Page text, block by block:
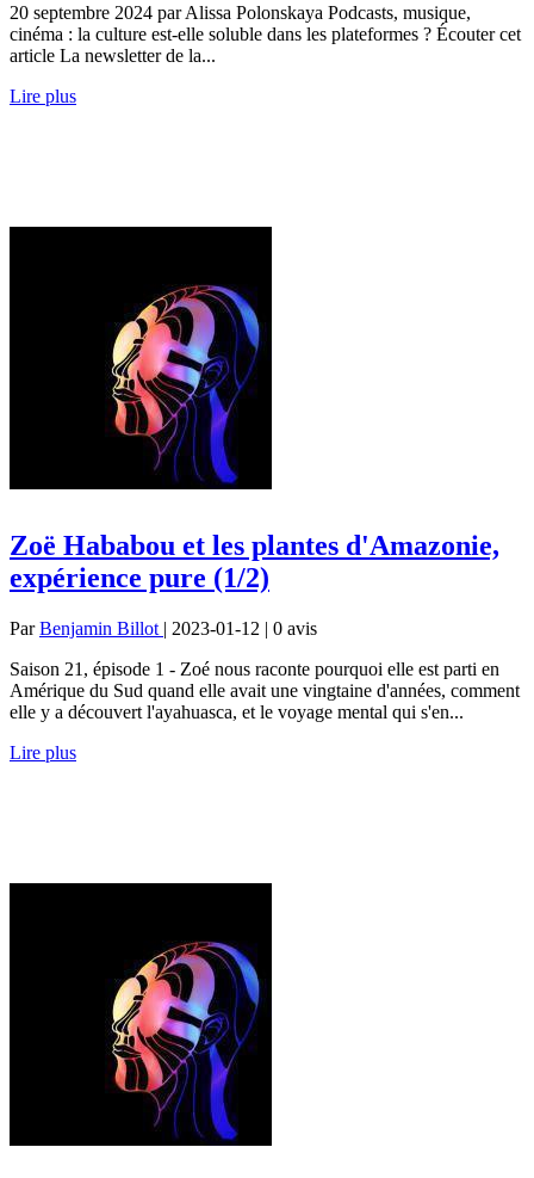
20 septembre 2024 par Alissa Polonskaya Podcasts, musique,
cinéma : la culture est-elle soluble dans les plateformes ? Écouter cet
article La newsletter de la...
Lire plus
Zoë Hababou et les plantes d'Amazonie,
expérience pure (1/2)
ParBenjamin Billot | 2023-01-12 | 0 avis
Saison 21, épisode 1 - Zoé nous raconte pourquoi elle est parti en
Amérique du Sud quand elle avait une vingtaine d'années, comment
elle y a découvert l'ayahuasca, et le voyage mental qui s'en...
Lire plus